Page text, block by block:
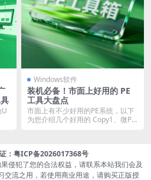
Windows软件
装机必备！市面上好用的 PE
工具大盘点
市面上有不少好用的PE系统，以下
为您介绍几个好用的 Copy1、微PE
： 粤ICP备2026017368号
侵犯了您的合法权益，请联系本站我们会及
交流之用，若使用商业用途，请购买正版授